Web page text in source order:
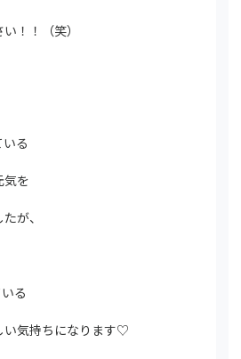
！！（笑）
る
気を
が、
る
い気持ちになります♡